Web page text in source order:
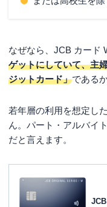
なぜなら、JCB カード
ゲットにしていて、主
ジットカード」である
若年層の利用を想定し
ん。パート・アルバイ
だと言えます。